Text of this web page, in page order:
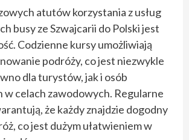
atutów korzystania z usług
busy ze Szwajcarii do Polski jest
Codzienne kursy umożliwiają
podróży, co jest niezwykle
dla turystów, jak i osób
w celach zawodowych. Regularne
że każdy znajdzie dogodny
co jest dużym ułatwieniem w